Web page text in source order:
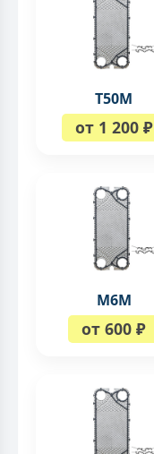
T50M
от 1 200 ₽
M6M
от 600 ₽